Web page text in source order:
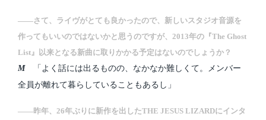
――さて、ライヴがとても良かったので、新しいスタジオ音源を
作ってもいいのではないかと思うのですが、2013年の『The Ghost
List』以来となる新曲に取りかかる予定はないのでしょうか？
M「よく話には出るものの、なかなか難しくて。メンバー
全員が離れて暮らしていることもあるし」
――昨年、26年ぶりに新作を出したTHE JESUS LIZARDにインタ